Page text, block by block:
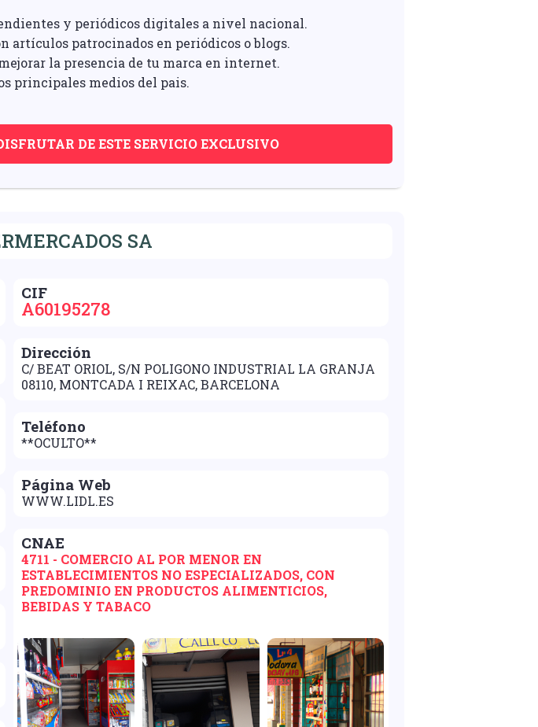
y periódicos digitales a nivel nacional.
artículos patrocinados en periódicos o blogs.
la presencia de tu marca en internet.
principales medios del pais.
DE ESTE SERVICIO EXCLUSIVO
SA
CIF
A60195278
Dirección
C/ BEAT ORIOL, S/N POLIGONO INDUSTRIAL LA GRANJA
08110, MONTCADA I REIXAC, BARCELONA
Teléfono
**OCULTO**
Página Web
WWW.LIDL.ES
CNAE
4711 - COMERCIO AL POR MENOR EN
ESTABLECIMIENTOS NO ESPECIALIZADOS, CON
PREDOMINIO EN PRODUCTOS ALIMENTICIOS,
BEBIDAS Y TABACO